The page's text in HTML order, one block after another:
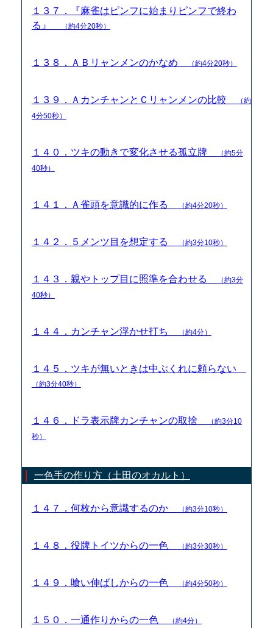
１３７．『麻雀はピンフに始まりピンフで終わ
る』
（約4分20秒）
１３８．ＡＢリャンメンのかなめ （約4分20秒）
１３９．ＡカンチャンとＣリャンメンの比較
（約
4分50秒）
１４０．ツキの動きで変化させる孤立牌
（約5分
40秒）
１４１．Ａ雀頭を意識的に作る （約4分20秒）
１４２．５メンツ目を想定する （約3分10秒）
１４３．親やトップ目に照準を合わせる
（約3分
40秒）
１４４．カンチャン浮かせ打ち （約4分）
１４５．ツキが無いときは中ぶくれに頼らない
（約3分40秒）
１４６．ドラ表示牌カンチャンの取捨
（約3分10
秒）
一色手の作り方（土田のオカルト）
１４７．何枚から意識するのか （約3分10秒）
１４８．役牌トイツからの一色 （約3分30秒）
１４９．喰い伸ばしからの一色 （約4分50秒）
１５０．一通作りからの一色 （約4分）